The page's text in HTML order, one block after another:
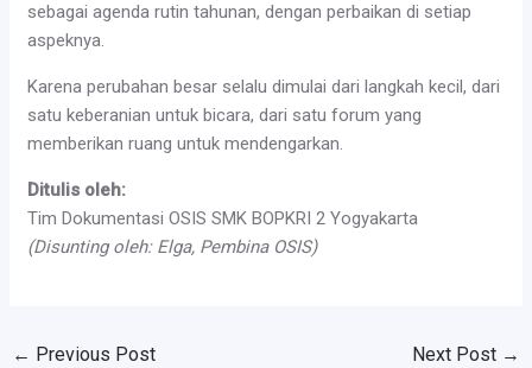
sebagai agenda rutin tahunan, dengan perbaikan di setiap
aspeknya.
Karena perubahan besar selalu dimulai dari langkah kecil, dari
satu keberanian untuk bicara, dari satu forum yang
memberikan ruang untuk mendengarkan.
Ditulis oleh:
Tim Dokumentasi OSIS SMK BOPKRI 2 Yogyakarta
(Disunting oleh: Elga, Pembina OSIS)
← Previous Post Next Post →